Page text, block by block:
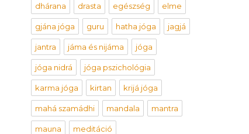
dhárana drasta egészség elme
gjána jóga guru hatha jóga jagjá
jantra jáma és nijáma jóga
jóga nidrá jóga pszichológia
karma jóga kirtan krijá jóga
mahá szamádhi mandala mantra
mauna meditáció